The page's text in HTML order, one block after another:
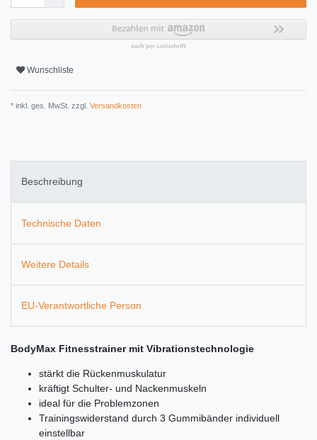
Wunschliste
* inkl. ges. MwSt. zzgl. Versandkosten
Beschreibung
Technische Daten
Weitere Details
EU-Verantwortliche Person
BodyMax Fitnesstrainer mit Vibrationstechnologie
stärkt die Rückenmuskulatur
kräftigt Schulter- und Nackenmuskeln
ideal für die Problemzonen
Trainingswiderstand durch 3 Gummibänder individuell
einstellbar